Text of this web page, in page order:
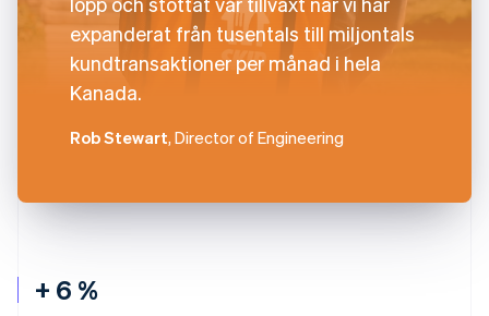
+ 6 %
expanderat från tusentals till miljontals
kundtransaktioner per månad i hela
Kanada.
Rob Stewart, Director of Engineering